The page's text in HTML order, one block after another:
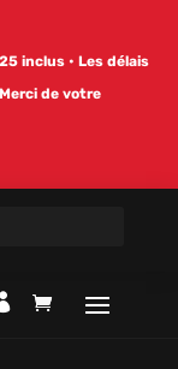
inclus • Les délais
de votre